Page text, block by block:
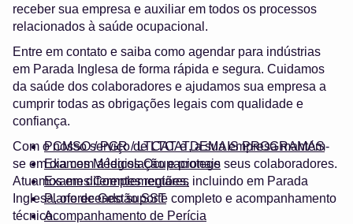
receber sua empresa e auxiliar em todos os processos
relacionados à saúde ocupacional.
Entre em contato e saiba como agendar para indústrias
em Parada Inglesa de forma rápida e segura. Cuidamos
da saúde dos colaboradores e ajudamos sua empresa a
cumprir todas as obrigações legais com qualidade e
confiança.
PCMSO / PGR / LTCAT e DEMAIS PROGRAMAS
Exames Médicos Ocupacionais
Exames Complementares
Plano de Gestão SST
Acompanhamento de Perícia
Com o nosso serviço de LTCAT, a sua empresa mantém-
se em dia com a legislação e protege seus colaboradores.
Atuamos em diferentes regiões, incluindo em Parada
Inglesa, oferecendo suporte completo e acompanhamento
técnico.